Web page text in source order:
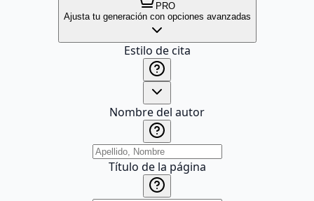
PRO
Ajusta tu generación con opciones avanzadas
Estilo de cita
Nombre del autor
Título de la página